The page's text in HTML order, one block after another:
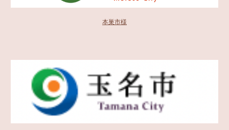
本巣市様